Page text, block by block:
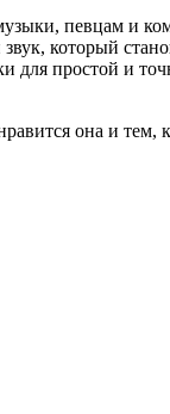
певцам и
который
для простой и
она и